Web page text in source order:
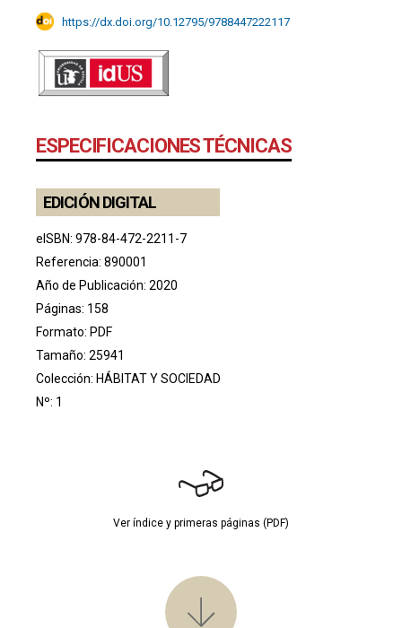
https://dx.doi.org/10.12795/9788447222117
ESPECIFICACIONES TÉCNICAS
EDICIÓN DIGITAL
eISBN: 978-84-472-2211-7
Referencia: 890001
Año de Publicación: 2020
Páginas: 158
Formato: PDF
Tamaño: 25941
Colección: HÁBITAT Y SOCIEDAD
Nº: 1
Ver índice y primeras páginas (PDF)